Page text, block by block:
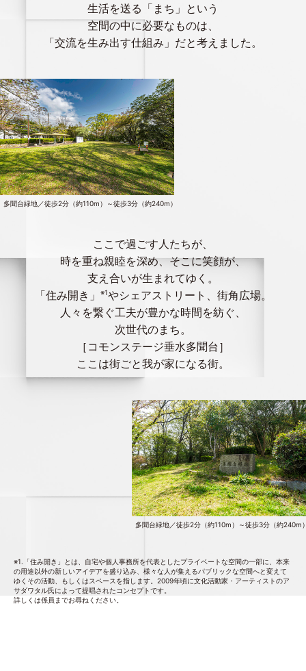
生活を送る「まち」という
空間の中に必要なものは、
「交流を生み出す仕組み」だと考えました。
多聞台緑地／徒歩2分（約110m）～徒歩3分（約240m）
ここで過ごす人たちが、
時を重ね親睦を深め、そこに笑顔が、
支え合いが生まれてゆく。
「住み開き」
※1やシェアストリート、街角広場。
人々を繋ぐ工夫が豊かな時間を紡ぐ、
次世代のまち。
［コモンステージ垂水多聞台］
ここは街ごと我が家になる街。
多聞台緑地／徒歩2分（約110m）～徒歩3分（約240m
※1.「住み開き」とは、自宅や個人事務所を代表としたプライベートな空間の一部に、本来
の用途以外の新しいアイデアを盛り込み、様々な人が集えるパブリックな空間へと変えて
ゆくその活動、もしくはスペースを指します。2009年頃に文化活動家・アーティストのア
サダワタル氏によって提唱されたコンセプトです。
詳しくは係員までお尋ねください。